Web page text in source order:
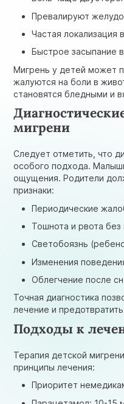
Превалируют
Частая локализация
Быстрое засыпание
Мигрень у детей может
жалуются на боли в
становятся бледными и
мигрени
Следует отметить, что
особого подхода.
ощущения. Родители
признаки:
Периодические
Тошнота и рвота без
Светобоязнь
Изменения
Облегчение после
Точная диагностика
лечение и
Подходы к
Терапия детской
принципы лечения:
Приоритет